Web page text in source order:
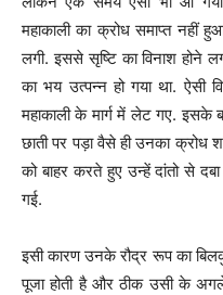
महाकाली का क्रोध समाप्त
लगी. इससे सृष्टि का विनाश होने
का भय उत्पन्न हो गया था. ऐसी
महाकाली के मार्ग में लेट गए. इसके
छाती पर पड़ा वैसे ही उनका क्रोध
को बाहर करते हुए उन्हें दांतो से
गई.
इसी कारण उनके रौद्र रूप का
पूजा होती है और ठीक उसी के अगले